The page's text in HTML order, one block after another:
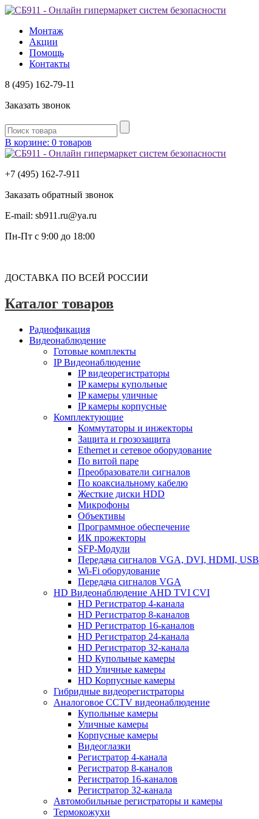
Монтаж
Акции
Помощь
Контакты
8 (495) 162-79-11
Заказать звонок
В корзине: 0 товаров
+7 (495) 162-7-911
Заказать обратный звонок
E-mail: sb911.ru@ya.ru
Пн-Пт с 9:00 до 18:00
ДОСТАВКА ПО ВСЕЙ РОССИИ
Каталог товаров
Радиофикация
Видеонаблюдение
Готовые комплекты
IP Видеонаблюдение
IP видеорегистраторы
IP камеры купольные
IP камеры уличные
IP камеры корпусные
Комплектующие
Коммутаторы и инжекторы
Защита и грозозащита
Ethernet и сетевое оборудование
По витой паре
Преобразователи сигналов
По коаксиальному кабелю
Жесткие диски HDD
Микрофоны
Объективы
Программное обеспечение
ИК прожекторы
SFP-Модули
Передача сигналов VGA, DVI, HDMI, USB
Wi-Fi оборудование
Передача сигналов VGA
HD Видеонаблюдение AHD TVI CVI
HD Регистратор 4-канала
HD Регистратор 8-каналов
HD Регистратор 16-каналов
HD Регистратор 24-канала
HD Регистратор 32-канала
HD Купольные камеры
HD Уличные камеры
HD Корпусные камеры
Гибридные видеорегистраторы
Аналоговое CCTV видеонаблюдение
Купольные камеры
Уличные камеры
Корпусные камеры
Видеоглазки
Регистратор 4-канала
Регистратор 8-каналов
Регистратор 16-каналов
Регистратор 32-канала
Автомобильные регистраторы и камеры
Термокожухи